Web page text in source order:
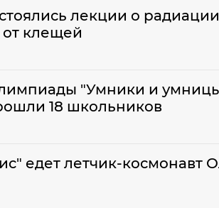
лекции о
клещей
"Умники и
18 школьников
едет летчик-космонавт